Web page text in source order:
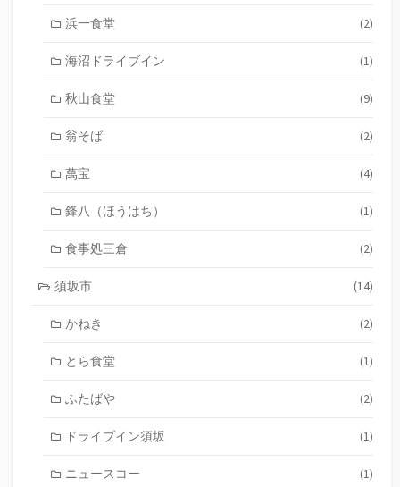
浜一食堂 (2)
海沼ドライブイン (1)
秋山食堂 (9)
翁そば (2)
萬宝 (4)
鋒八（ほうはち） (1)
食事処三倉 (2)
須坂市 (14)
かねき (2)
とら食堂 (1)
ふたばや (2)
ドライブイン須坂 (1)
ニュースコー (1)